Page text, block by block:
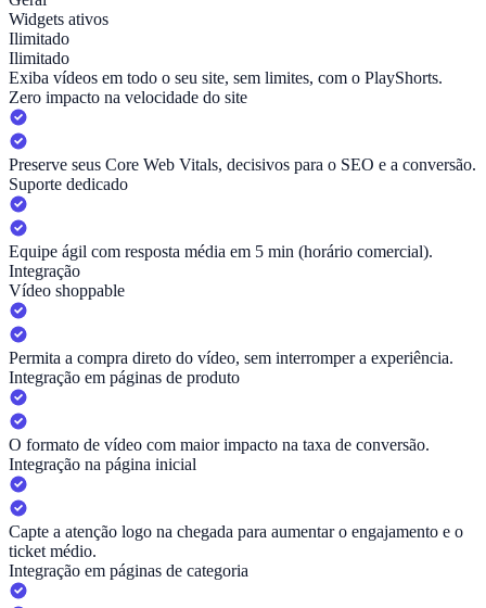
Widgets ativos
Ilimitado
Ilimitado
Exiba vídeos em todo o seu site, sem limites, com o PlayShorts.
Zero impacto na velocidade do site
Preserve seus Core Web Vitals, decisivos para o SEO e a conversão.
Suporte dedicado
Equipe ágil com resposta média em 5 min (horário comercial).
Integração
Vídeo shoppable
Permita a compra direto do vídeo, sem interromper a experiência.
Integração em páginas de produto
O formato de vídeo com maior impacto na taxa de conversão.
Integração na página inicial
Capte a atenção logo na chegada para aumentar o engajamento e o
ticket médio.
Integração em páginas de categoria